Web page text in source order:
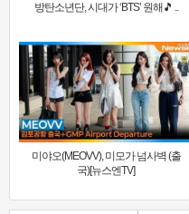
방탄소년단, 시대가 ‘BTS’ 원해🎵 ..
미야오(MEOVV), 미모가 넘사벽 (출
국)[뉴스엔TV]